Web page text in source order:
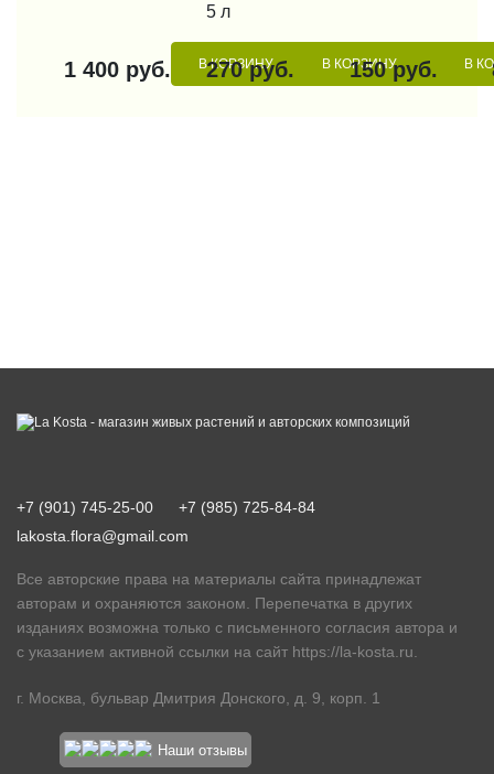
1 400 руб. В КОРЗИНУ
5 л
270 руб. В КОРЗИНУ
150 руб. В
+7 (901) 745-25-00
+7 (985) 725-84-84
lakosta.flora@gmail.com
Все авторские права на материалы сайта принадлежат
авторам и охраняются законом. Перепечатка в других
изданиях возможна только с письменного согласия автора и
с указанием активной ссылки на сайт https://la-kosta.ru
г. Москва, бульвар Дмитрия Донского, д. 9, корп. 1
Наши отзывы